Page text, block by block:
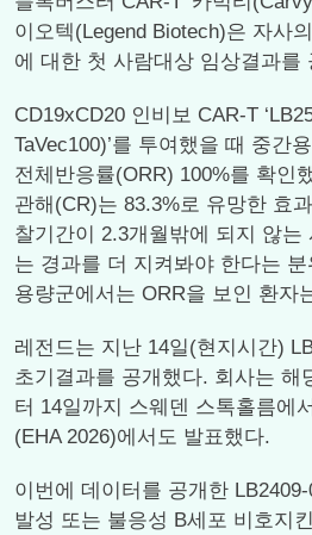
이오텍(Legend Biotech)은 자사
에 대한 첫 사람대상 임상결과를
CD19xCD20 인비보 CAR-T
TaVec100)’를 투여했을 때 중간
전체반응률(ORR) 100%를 확인
관해(CR)는 83.3%로 유망한 효
찰기간이 2.3개월밖에 되지 않는
는 경과를 더 지켜봐야 한다는
용량군에서는 ORR을 보인 환자
레전드는 지난 14일(현지시간)
초기결과를 공개했다. 회사는 해
터 14일까지 스웨덴 스톡홀름에
(EHA 2026)에서도 발표했다.
이번에 데이터를 공개한
발성 또는 불응성 B세포 비호지